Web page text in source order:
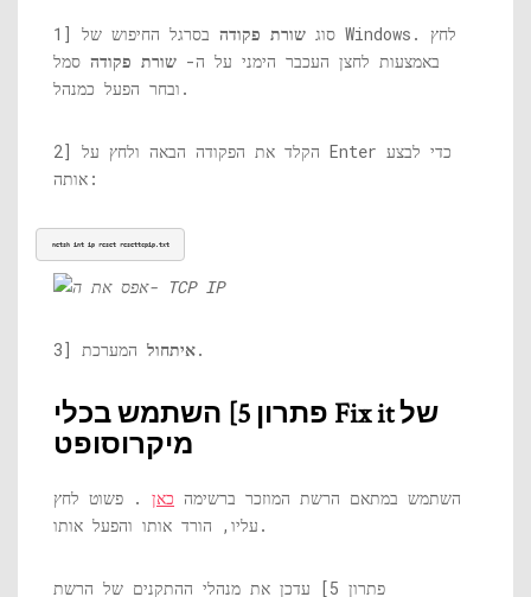
1] סוג שורת פקודה בסרגל החיפוש של Windows. לחץ
באמצעות לחצן העכבר הימני על ה- שורת פקודה סמל
ובחר הפעל כמנהל.
2] הקלד את הפקודה הבאה ולחץ על Enter כדי לבצע
אותה:
netsh int ip reset resettcpip.txt
3] איתחולהמערכת.
פתרון 5] השתמש בכלי Fix it של
מיקרוסופט
השתמש במתאם הרשת המוזכר ברשימה כאן . פשוט לחץ
עליו, הורד אותו והפעל אותו.
פתרון 5] עדכן את מנהלי ההתקנים של הרשת